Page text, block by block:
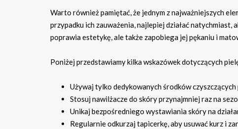
Warto również pamiętać, że jednym z najważniejszych
przypadku ich zauważenia, najlepiej działać natychmiast,
poprawia estetykę, ale także zapobiega jej pękaniu i
Poniżej przedstawiamy kilka wskazówek dotyczących
Używaj tylko dedykowanych środków
Stosuj nawilżacze do skóry przynajmniej raz na
Unikaj bezpośredniego wystawiania skóry na
Regularnie odkurzaj tapicerkę, aby usuwać kurz i